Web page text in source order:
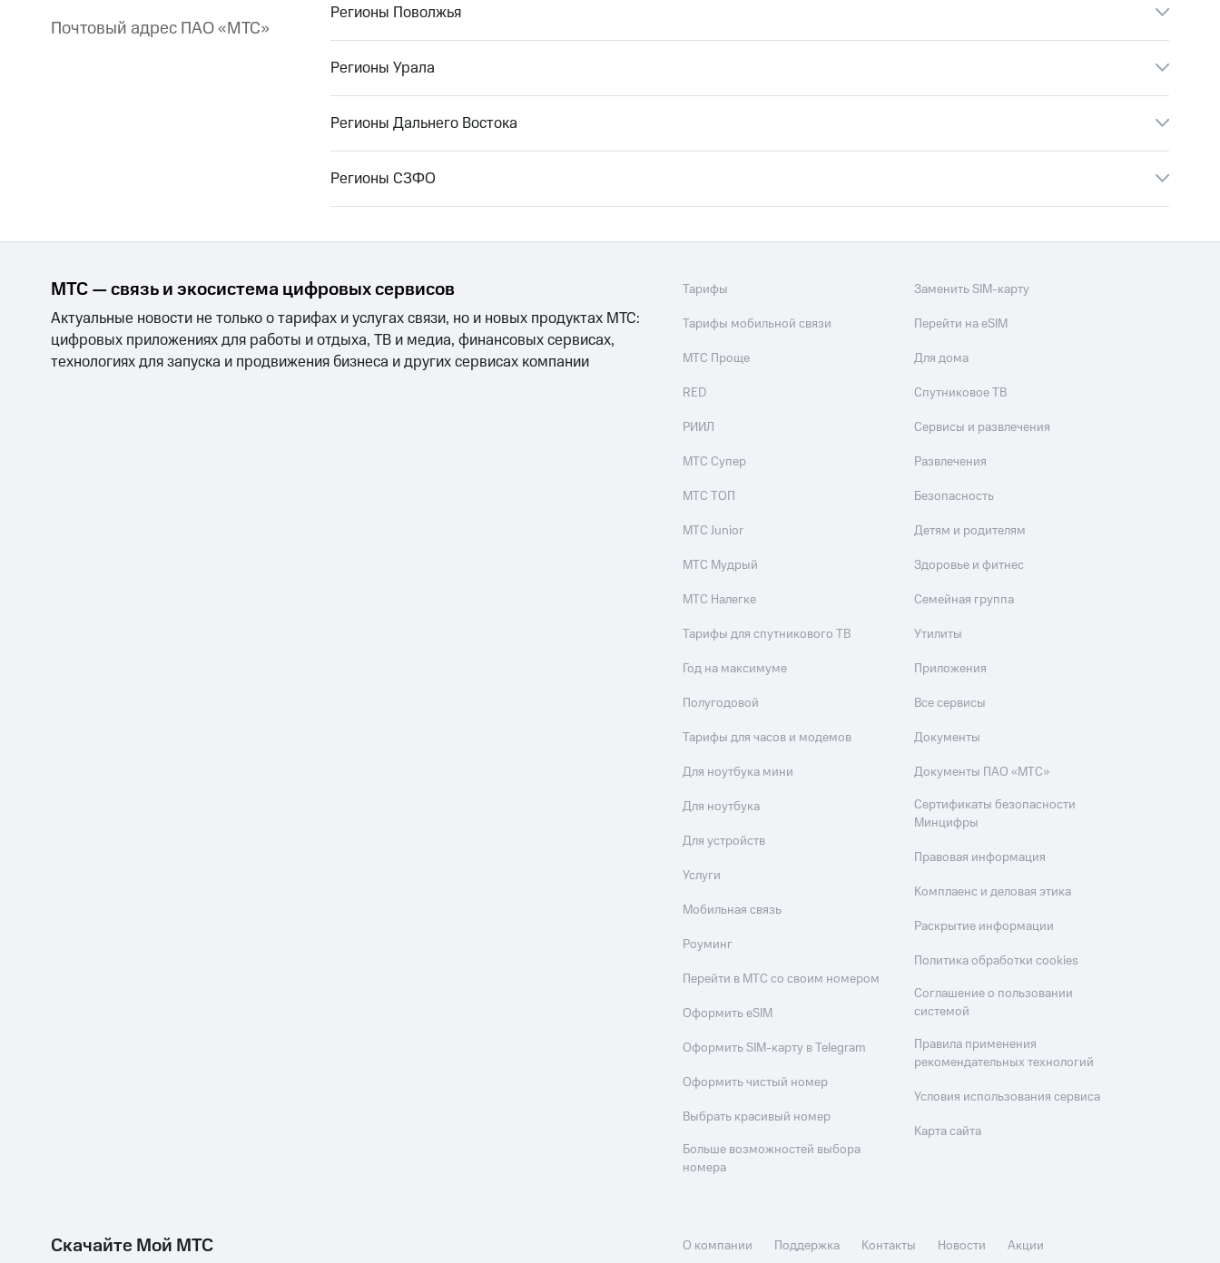
Почтовый адрес ПАО «МТС»
Регионы Поволжья
Регионы Урала
Регионы Дальнего Востока
Регионы СЗФО
МТС — связь и экосистема цифровых сервисов
Актуальные новости не только о тарифах и услугах связи, но и новых продуктах МТС:
цифровых приложениях для работы и отдыха, ТВ и медиа, финансовых сервисах,
технологиях для запуска и продвижения бизнеса и других сервисах компании
Тарифы
Тарифы мобильной связи
МТС Проще
RED
РИИЛ
МТС Супер
МТС ТОП
МТС Junior
МТС Мудрый
МТС Налегке
Тарифы для спутникового ТВ
Год на максимуме
Полугодовой
Тарифы для часов и модемов
Для ноутбука мини
Для ноутбука
Для устройств
Услуги
Мобильная связь
Роуминг
Перейти в МТС со своим номером
Оформить eSIM
Оформить SIM-карту в Telegram
Оформить чистый номер
Выбрать красивый номер
Больше возможностей выбора
номера
Заменить SIM-карту
Перейти на eSIM
Для дома
Спутниковое ТВ
Сервисы и развлечения
Развлечения
Безопасность
Детям и родителям
Здоровье и фитнес
Семейная группа
Утилиты
Приложения
Все сервисы
Документы
Документы ПАО «МТС»
Сертификаты безопасности
Минцифры
Правовая информация
Комплаенс и деловая этика
Раскрытие информации
Политика обработки cookies
Соглашение о пользовании
системой
Правила применения
рекомендательных технологий
Условия использования сервиса
Карта сайта
Скачайте Мой МТС О компании Поддержка Контакты Новости Акции